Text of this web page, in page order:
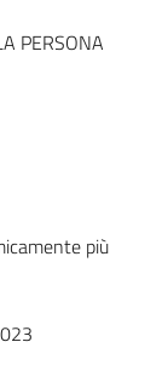
PERSONA
più